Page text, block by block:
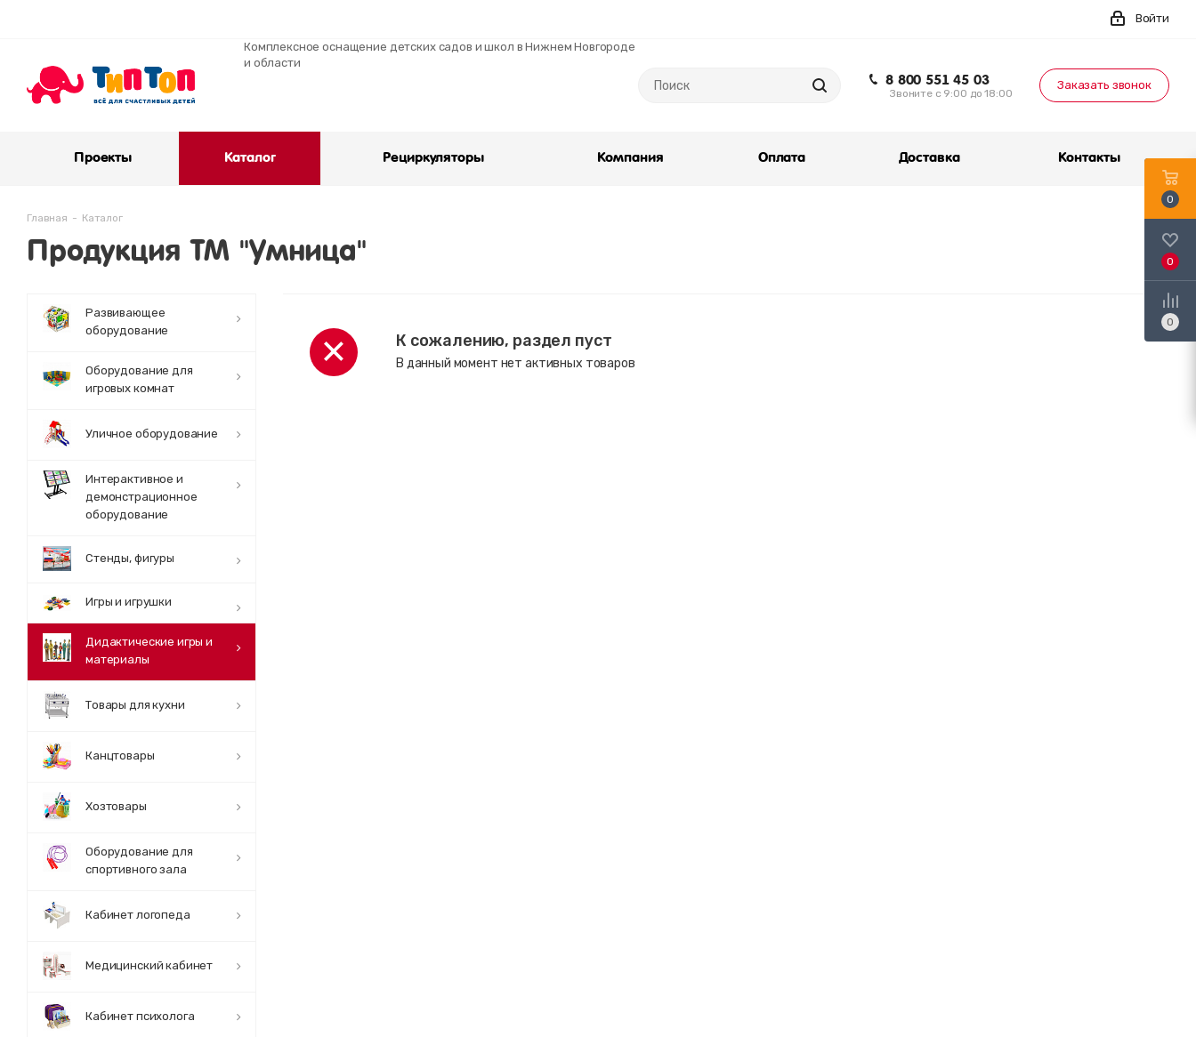
Войти
Комплексное оснащение детских садов и школ в Нижнем Новгороде
и области
8 800 551 45 03
Звоните с 9:00 до 18:00
Заказать звонок
Проекты Каталог Рециркуляторы Компания Оплата Доставка Контакты
Главная - Каталог
Продукция ТМ "Умница"
К сожалению, раздел пуст
В данный момент нет активных товаров
Развивающее
оборудование
Оборудование для
игровых комнат
Уличное оборудование
Интерактивное и
демонстрационное
оборудование
Стенды, фигуры
Игры и игрушки
Дидактические игры и
материалы
Товары для кухни
Канцтовары
Хозтовары
Оборудование для
спортивного зала
Кабинет логопеда
Медицинский кабинет
Кабинет психолога
0
0
0